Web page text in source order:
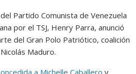
Partido Comunista de Venezuela
por el TSJ, Henry Parra, anunció
del Gran Polo Patriótico, coalición
Maduro.
a Michelle Caballero y